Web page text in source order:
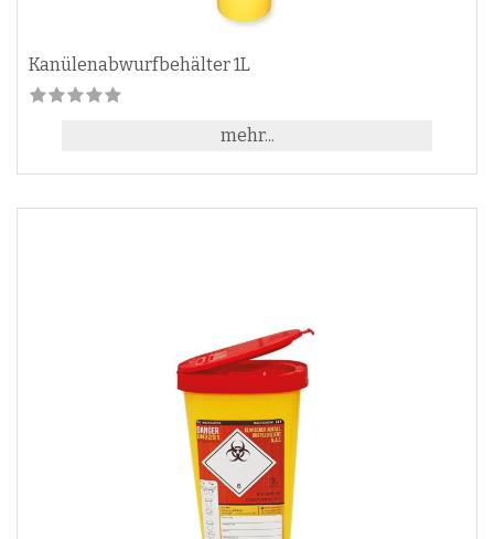
Kanülenabwurfbehälter 1L
mehr...